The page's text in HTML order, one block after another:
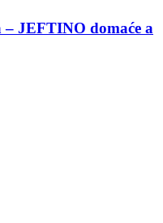
JEFTINO domaće a